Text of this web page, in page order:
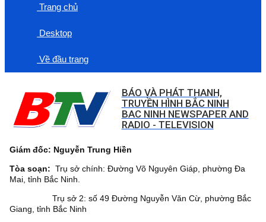
Trang chủ
Desktop
Về đầu trang
BÁO VÀ PHÁT THANH,
TRUYỀN HÌNH BẮC NINH
BAC NINH NEWSPAPER AND
RADIO - TELEVISION
Giám đốc: Nguyễn Trung Hiền
Tòa soạn: Trụ sở chính: Đường Võ Nguyên Giáp, phường Đa
Mai, tỉnh Bắc Ninh.
Trụ sở 2: số 49 Đường Nguyễn Văn Cừ, phường Bắc
Giang, tỉnh Bắc Ninh